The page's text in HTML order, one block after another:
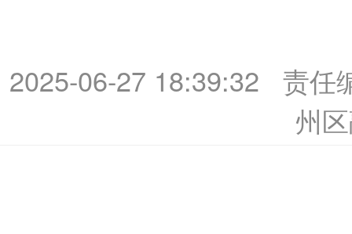
2025-06-27 18:39:32
责任
州